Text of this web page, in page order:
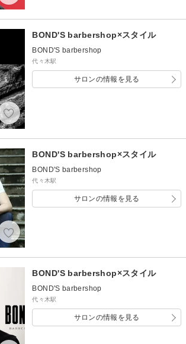
BOND'S barbershop×スタイル
BOND'S barbershop
代々木駅
サロンの情報を見る
BOND'S barbershop×スタイル
BOND'S barbershop
代々木駅
サロンの情報を見る
BOND'S barbershop×スタイル
BOND'S barbershop
代々木駅
サロンの情報を見る